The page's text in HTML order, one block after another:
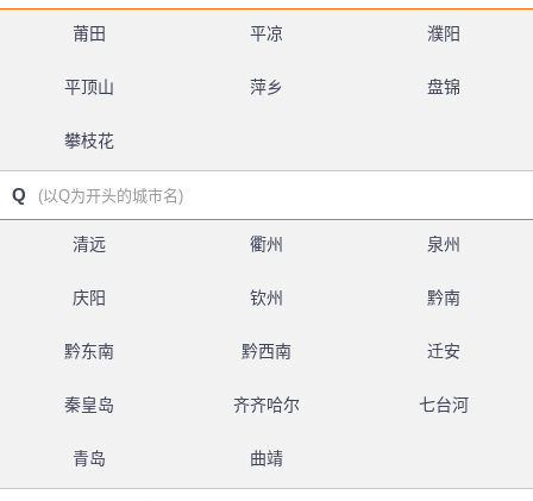
莆田 平凉 濮阳
平顶山 萍乡 盘锦
攀枝花
Q (以Q为开头的城市名)
清远 衢州 泉州
庆阳 钦州 黔南
黔东南 黔西南 迁安
秦皇岛 齐齐哈尔 七台河
青岛 曲靖